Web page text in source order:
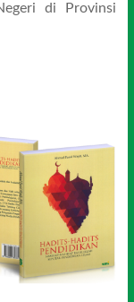
di Provinsi